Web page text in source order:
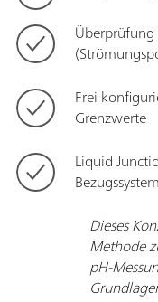
Frei
Grenzwerte
Liquid
Dieses
Methode
pH-